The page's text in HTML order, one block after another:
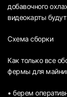
добавочного
видеокарты
Схема сборки
Как только все
фермы для
• берем